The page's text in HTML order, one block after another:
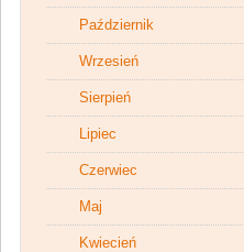
Październik
Wrzesień
Sierpień
Lipiec
Czerwiec
Maj
Kwiecień